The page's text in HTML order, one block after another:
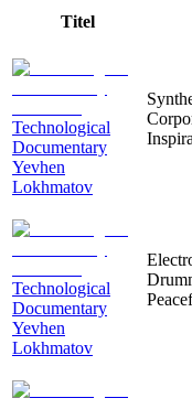
Titel
Technological
Documentary
Yevhen
Lokhmatov
Technological
Documentary
Yevhen
Lokhmatov